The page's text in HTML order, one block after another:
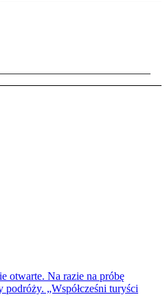
otwarte. Na razie na próbę
podróży. „Współcześni turyści